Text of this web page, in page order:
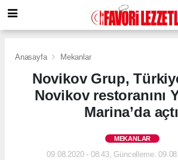
Anasayfa Mekanlar
Novikov Grup,
Novikov restoranını
Marina’da
MEKANLAR
09.08.2020 - 08:43, Güncelleme: